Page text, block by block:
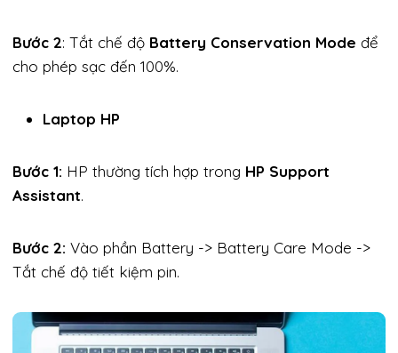
Bước 2: Tắt chế độ Battery Conservation Mode để
cho phép sạc đến 100%.
Laptop HP
Bước 1: HP thường tích hợp trong HP Support
Assistant.
Bước 2: Vào phần Battery -> Battery Care Mode ->
Tắt chế độ tiết kiệm pin.